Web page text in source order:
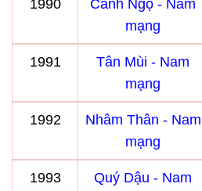
1990
Canh Ngọ - Nam
mạng
1991
Tân Mùi - Nam
mạng
1992
Nhâm Thân - Nam
mạng
1993
Quý Dậu - Nam